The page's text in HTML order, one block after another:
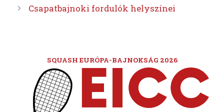
Csapatbajnoki fordulók helyszínei
SQUASH EURÓPA-BAJNOKSÁG 2026